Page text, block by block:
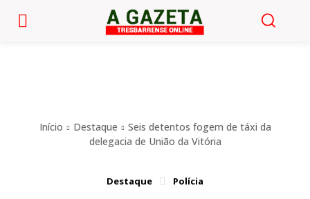
Início Destaque
Seis detentos fogem de táxi da
delegacia de União da Vitória
Destaque Polícia